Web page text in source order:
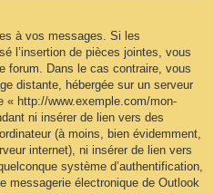
à vos messages. Si les
l’insertion de pièces jointes, vous
forum. Dans le cas contraire, vous
distante, hébergée sur un serveur
« http://www.exemple.com/mon-
ni insérer de lien vers des
(à moins, bien évidemment,
internet), ni insérer de lien vers
système d’authentification,
messagerie électronique de Outlook